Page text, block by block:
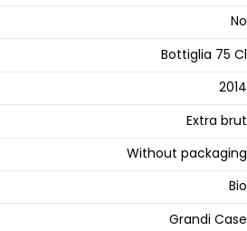
No
Bottiglia 75 Cl
2014
Extra brut
Without packaging
Bio
Grandi Case